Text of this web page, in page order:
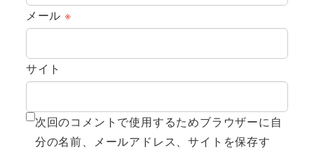
メール ※
サイト
次回のコメントで使用するためブラウザーに自
分の名前、メールアドレス、サイトを保存す